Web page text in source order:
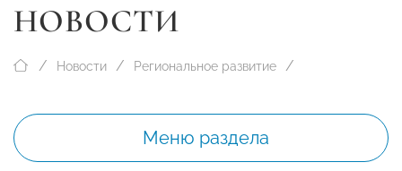
НОВОСТИ
Новости Региональное развитие
Меню раздела